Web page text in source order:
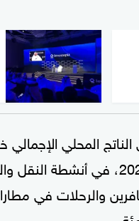
المحلي
العام الماضي، مقارنة بالفترة عينها
والرحلات في